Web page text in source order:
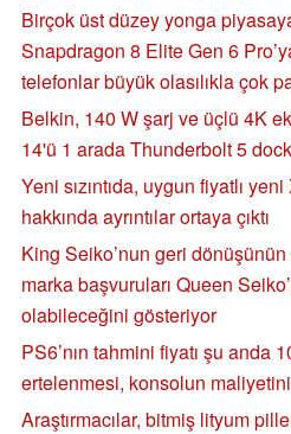
Birçok üst düzey yonga
Snapdragon 8 Elite Gen 6
telefonlar büyük olasılıkla çok
Belkin, 140 W şarj ve üçlü 4K
14'ü 1 arada Thunderbolt 5
Yeni sızıntıda, uygun fiyatlı
hakkında ayrıntılar ortaya çıktı
King Seiko’nun geri
marka başvuruları Queen
olabileceğini gösteriyor
PS6’nın tahmini fiyatı şu anda
ertelenmesi, konsolun
Araştırmacılar, bitmiş lityum